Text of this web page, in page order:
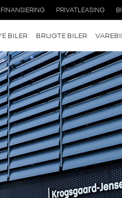
FINANSIERING PRIVATLEASING
BILER BRUGTE BILER